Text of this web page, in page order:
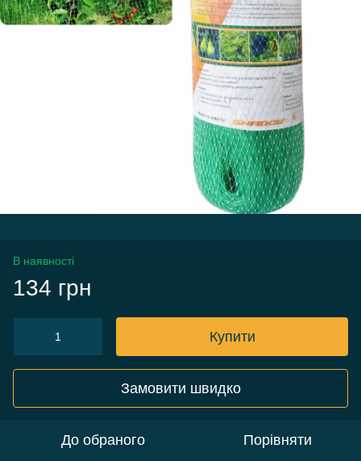
В наявності
134 грн
Купити
Замовити швидко
До обраного Порівняти